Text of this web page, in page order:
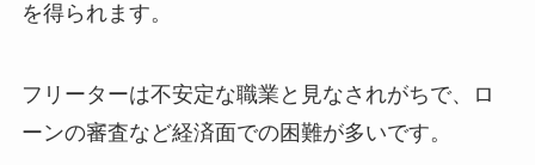
を得られます。
フリーターは不安定な職業と見なされがちで、ロ
ーンの審査など経済面での困難が多いです。